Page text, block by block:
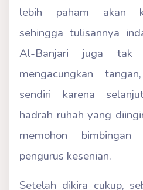
lebih paham akan
sehingga tulisannya
Al-Banjari juga
mengacungkan
sendiri karena
hadrah ruhah yang
memohon
pengurus kesenian.
Setelah dikira cukup,